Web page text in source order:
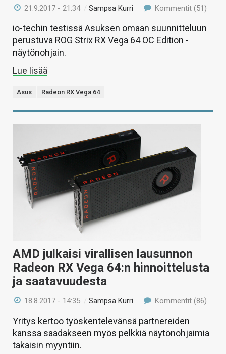
21.9.2017 - 21:34 /Sampsa Kurri Kommentit (51)
io-techin testissä Asuksen omaan suunnitteluun
perustuva ROG Strix RX Vega 64 OC Edition -
näytönohjain.
Lue lisää
Asus Radeon RX Vega 64
AMD julkaisi virallisen lausunnon
Radeon RX Vega 64:n hinnoittelusta
ja saatavuudesta
18.8.2017 - 14:35 /Sampsa Kurri Kommentit (86)
Yritys kertoo työskentelevänsä partnereiden
kanssa saadakseen myös pelkkiä näytönohjaimia
takaisin myyntiin.